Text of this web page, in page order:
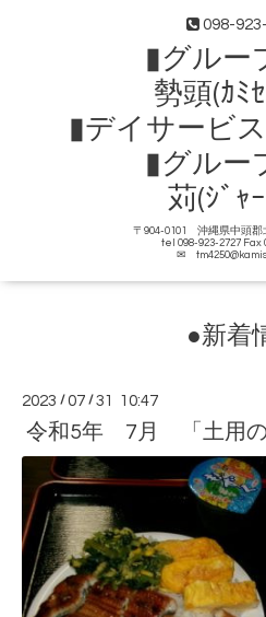
098-
▮グループ
勢頭(ｶﾐ
▮デイサービ
▮グループ
苅(ｼﾞｬ
〒904-0101 沖縄県中頭郡
tel 098-923-2727 Fax
✉
●新着
2023 /07 /31 10:47
令和5年 7月 「土用の